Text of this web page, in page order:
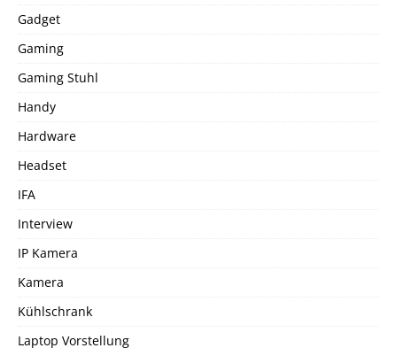
Gadget
Gaming
Gaming Stuhl
Handy
Hardware
Headset
IFA
Interview
IP Kamera
Kamera
Kühlschrank
Laptop Vorstellung